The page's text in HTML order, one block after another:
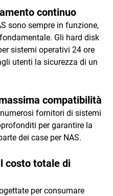
continuo
sono sempre in funzione,
Gli hard disk
sistemi operativi 24 ore
utenti la sicurezza di un
compatibilità
fornitori di sistemi
per garantire la
dei case per NAS.
costo totale di
per consumare